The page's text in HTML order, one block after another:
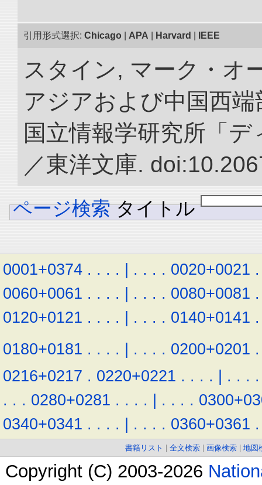
引用形式選択: Chicago APA Harvard IEEE
スタイン, マーク・オ
アジアおよび中国西
国立情報学研究所「
／東洋文庫.
ページ検索 タイトル
0001+0374 . . . . | . . . . 0020+0021 .
0060+0061 . . . . | . . . . 0080+0081 .
0120+0121 . . . . | . . . . 0140+0141 .
0180+0181 . . . . | . . . . 0200+0201 .
0216+0217 . 0220+0221 . . . . | . . . .
. . . 0280+0281 . . . . | . . . .
0340+0341 . . . . | . . . . 0360+0361 .
書籍リスト 全文検索 画像検索 地図
Copyright (C) 2003-2026